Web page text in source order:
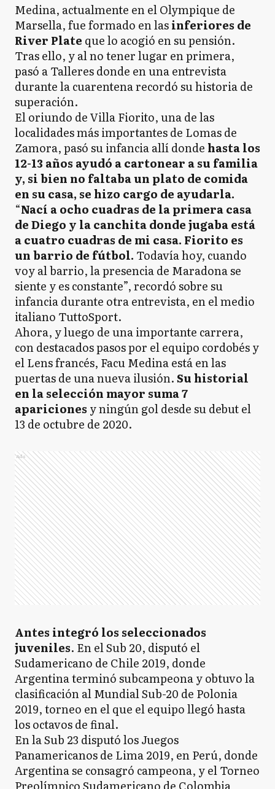
Medina, actualmente en el Olympique de
Marsella, fue formado en lasinferiores de
River Plate que lo acogió en su pensión.
Tras ello, y al no tener lugar en primera,
pasó a Talleres donde en una entrevista
durante la cuarentena recordó su historia de
superación.
El oriundo de Villa Fiorito, una de las
localidades más importantes de Lomas de
Zamora, pasó su infancia allí donde hasta los
12-13 años ayudó a cartonear a su familia
y, si bien no faltaba un plato de comida
en su casa, se hizo cargo de ayudarla.
“Nací a ocho cuadras de la primera casa
de Diego y la canchita donde jugaba está
a cuatro cuadras de mi casa. Fiorito es
un barrio de fútbol. Todavía hoy, cuando
voy al barrio, la presencia de Maradona se
siente y es constante”, recordó sobre su
infancia durante otra entrevista, en el medio
italiano TuttoSport.
Ahora, y luego de una importante carrera,
con destacados pasos por el equipo cordobés y
el Lens francés, Facu Medina está en las
puertas de una nueva ilusión.Su historial
en la selección mayor suma 7
apariciones y ningún gol desde su debut el
13 de octubre de 2020.
Ads
Antes integró los seleccionados
juveniles. En el Sub 20, disputó el
Sudamericano de Chile 2019, donde
Argentina terminó subcampeona y obtuvo la
clasificación al Mundial Sub-20 de Polonia
2019, torneo en el que el equipo llegó hasta
los octavos de final.
En la Sub 23 disputó los Juegos
Panamericanos de Lima 2019, en Perú, donde
Argentina se consagró campeona, y el Torneo
Preolímpico Sudamericano de Colombia